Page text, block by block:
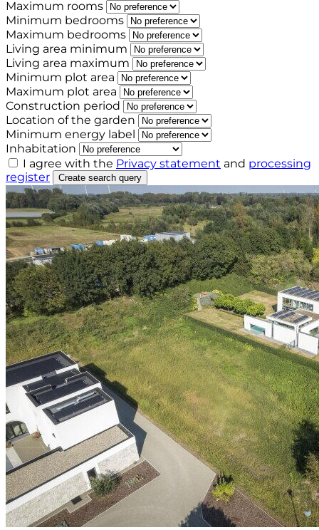
Maximum rooms
Minimum bedrooms
Maximum bedrooms
Living area minimum
Living area maximum
Minimum plot area
Maximum plot area
Construction period
Location of the garden
Minimum energy label
Inhabitation
I agree with the Privacy statement and processing
register
Create search query